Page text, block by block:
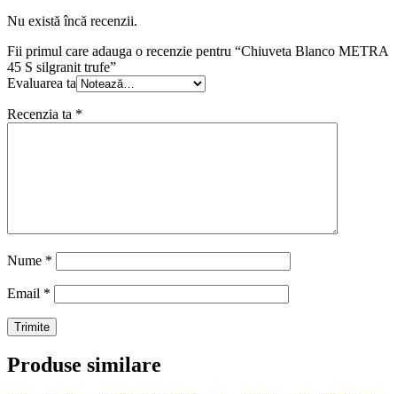
Nu există încă recenzii.
Fii primul care adauga o recenzie pentru “Chiuveta Blanco METRA
45 S silgranit trufe”
Evaluarea ta
Recenzia ta *
Nume *
Email *
Produse similare